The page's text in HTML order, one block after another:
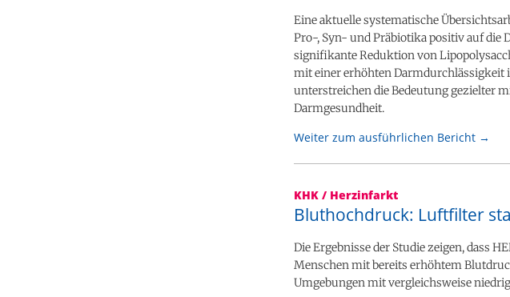
Eine aktuelle systematische
Pro-, Syn- und Präbiotika positiv auf die
signifikante Reduktion von
mit einer erhöhten Darmdurchlässigkeit
unterstreichen die Bedeutung gezielter
Darmgesundheit.
Weiter zum ausführlichen Bericht →
KHK / Herzinfarkt
Bluthochdruck: Luftfilter
Die Ergebnisse der Studie zeigen, dass
Menschen mit bereits erhöhtem
Umgebungen mit vergleichsweise